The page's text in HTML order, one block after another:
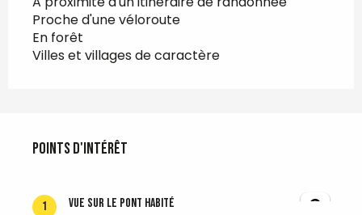
Proche d'une véloroute
En forêt
Villes et villages de caractère
Points d'intérêt
1 Vue sur le Pont habité